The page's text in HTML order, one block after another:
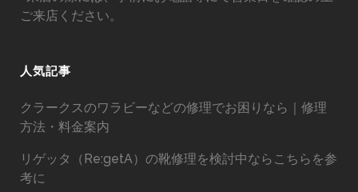
ご来店ください。
人気記事
クラークスのワラビーなどの修理でお困りなら｜修理
方法・料金案内
リゲッタ（Re:getA）の靴修理を検討中ならこちらを参
考に